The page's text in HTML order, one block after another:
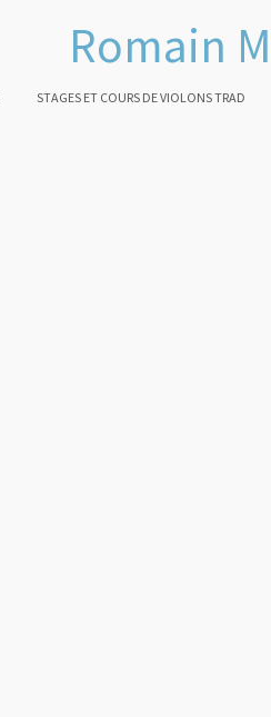
Romain
STAGES ET COURS DE VIOLONS TRAD